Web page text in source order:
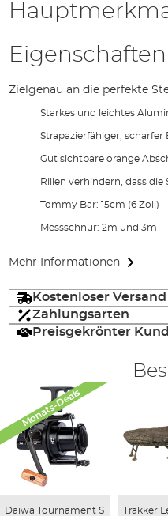
Eigenschaften
Zielgenau an die perfekte
Starkes und leichtes
Strapazierfähiger, scharfer
Gut sichtbare orange
Rillen verhindern, dass
Tommy Bar: 15cm (6 Zoll)
Messschnur: 2m und 3m
Mehr Informationen
Kostenloser Versand
Zahlungsarten
Preisgekrönter
Monats-Deals
Daiwa Tournament S Trakker